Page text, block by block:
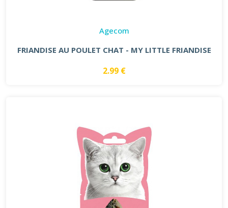
Agecom
FRIANDISE AU POULET CHAT - MY LITTLE FRIANDISE
2.99 €